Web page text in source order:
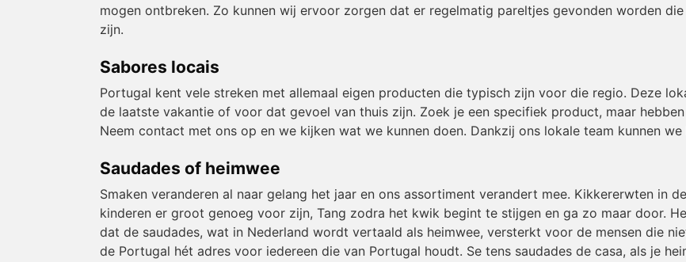
mogen ontbreken. Zo kunnen wij ervoor zorgen dat er regelmatig pareltjes gevonden worden
zijn.
Sabores locais
Portugal kent vele streken met allemaal eigen producten die typisch zijn voor die regio. Deze
de laatste vakantie of voor dat gevoel van thuis zijn. Zoek je een specifiek product, maar
Neem contact met ons op en we kijken wat we kunnen doen. Dankzij ons lokale team kunnen
Saudades of heimwee
Smaken veranderen al naar gelang het jaar en ons assortiment verandert mee. Kikkererwten in
kinderen er groot genoeg voor zijn, Tang zodra het kwik begint te stijgen en ga zo maar door.
dat de saudades, wat in Nederland wordt vertaald als heimwee, versterkt voor de mensen die
de Portugal hét adres voor iedereen die van Portugal houdt. Se tens saudades de casa, als je